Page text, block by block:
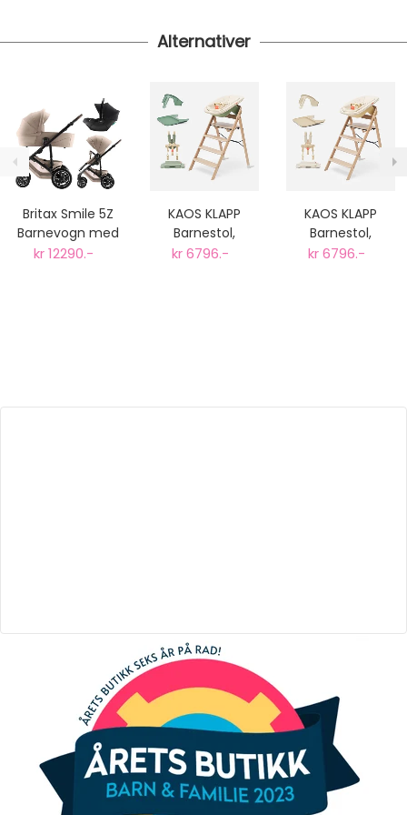
Alternativer
Britax Smile 5Z
Barnevogn med
Bilstol Baby-Safe
kr 12290.-
KAOS KLAPP
Barnestol,
Komplett pakke
kr 6796.-
KAOS KLAPP
Barnestol,
Komplett pakke
kr 6796.-